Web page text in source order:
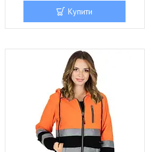
Купити